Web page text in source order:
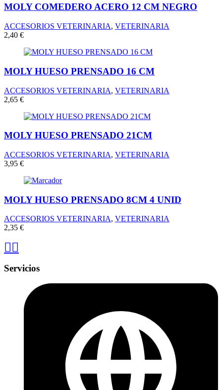
MOLY COMEDERO ACERO 12 CM NEGRO
ACCESORIOS VETERINARIA, VETERINARIA
2,40 €
MOLY HUESO PRENSADO 16 CM
ACCESORIOS VETERINARIA, VETERINARIA
2,65 €
MOLY HUESO PRENSADO 21CM
ACCESORIOS VETERINARIA, VETERINARIA
3,95 €
MOLY HUESO PRENSADO 8CM 4 UNID
ACCESORIOS VETERINARIA, VETERINARIA
2,35 €
Servicios